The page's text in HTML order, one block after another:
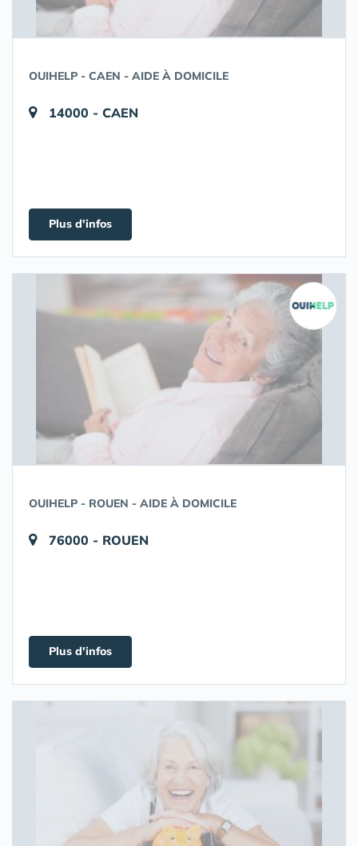
OUIHELP - CAEN - AIDE À DOMICILE
14000 - CAEN
Plus d'infos
OUIHELP - ROUEN - AIDE À DOMICILE
76000 - ROUEN
Plus d'infos